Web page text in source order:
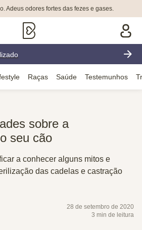
Adeus odores fortes das fezes e gases.
Raças Saúde Testemunhos
sobre a
seu cão
a conhecer alguns mitos e
das cadelas e castração
28 de setembro de 2020
3 min de leitura